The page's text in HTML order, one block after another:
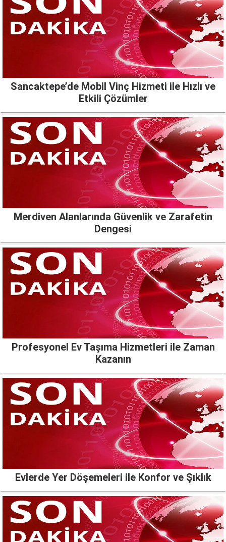
Sancaktepe’de Mobil Vinç Hizmeti ile Hızlı ve
Etkili Çözümler
Merdiven Alanlarında Güvenlik ve Zarafetin
Dengesi
Profesyonel Ev Taşıma Hizmetleri ile Zaman
Kazanın
Evlerde Yer Döşemeleri ile Konfor ve Şıklık